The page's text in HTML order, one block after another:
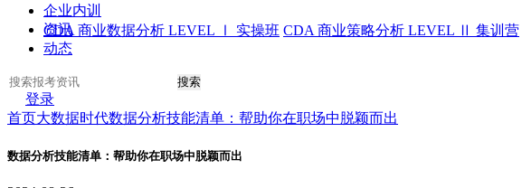
CDA 商业数据分析 LEVEL Ⅰ 实操班 CDA 商业策略分析 LEVEL Ⅱ 集训营
企业内训
资讯
动态
搜索
登录
首页大数据时代数据分析技能清单：帮助你在职场中脱颖而出
数据分析技能清单：帮助你在职场中脱颖而出